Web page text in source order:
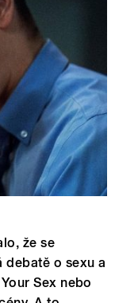
že se
debatě o sexu a
Sex nebo